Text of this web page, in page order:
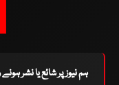
ہم نیوز پر شائع یا نشر